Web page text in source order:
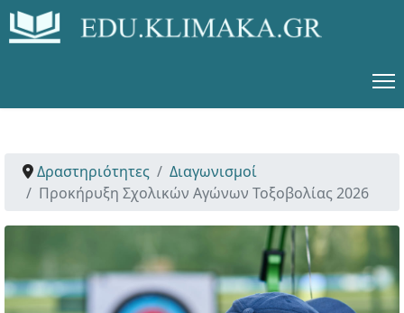
Δραστηριότητες
Διαγωνισμοί
Προκήρυξη Σχολικών Αγώνων Τοξοβολίας 2026